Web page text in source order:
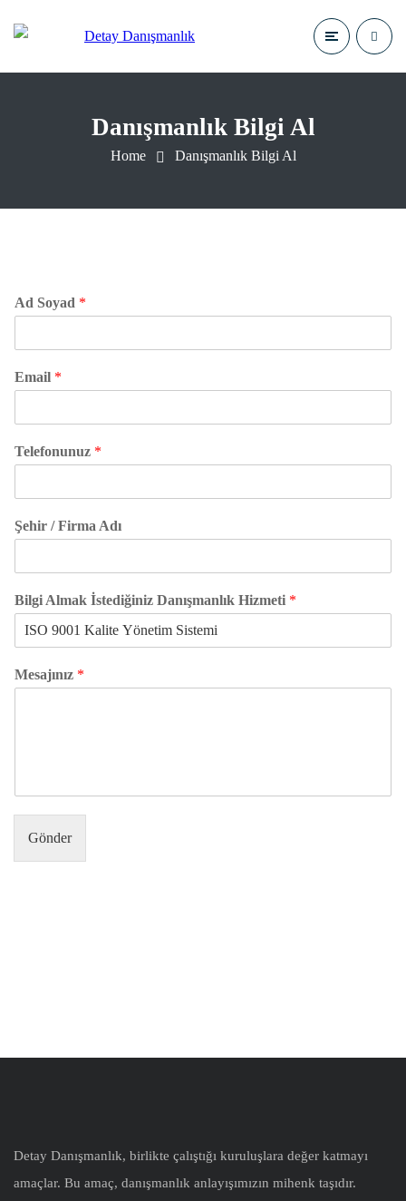
Danışmanlık Bilgi Al
Home Danışmanlık Bilgi Al
Ad Soyad *
Email *
Telefonunuz *
Şehir / Firma Adı
Bilgi Almak İstediğiniz Danışmanlık Hizmeti *
Mesajınız *
Gönder
Detay Danışmanlık, birlikte çalıştığı kuruluşlara değer katmayı
amaçlar. Bu amaç, danışmanlık anlayışımızın mihenk taşıdır.